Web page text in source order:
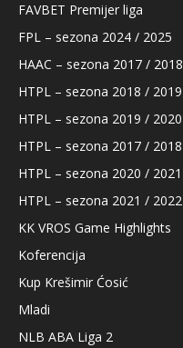
FAVBET Premijer liga
FPL – sezona 2024 / 2025
HAAC – sezona 2017 / 2018
HTPL – sezona 2018 / 2019
HTPL – sezona 2019 / 2020
HTPL – sezona 2017 / 2018
HTPL – sezona 2020 / 2021
HTPL – sezona 2021 / 2022
KK VROS Game Highlights
Koferencija
Kup Krešimir Ćosić
Mladi
NLB ABA Liga 2